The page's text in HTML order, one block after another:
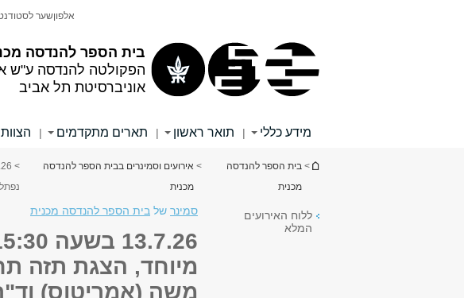
בית הספר להנדסה
הפקולטה להנדסה ע"ש
אוניברסיטת תל אביב
אלפוןשער
מידע כללי | תואר ראשון | תארים מתקדמים |
הינך נמצא כאן
> בית הספר להנדסה
מכנית
> אירועים וסמינרים בבית הספר להנדסה
מכנית
ללוח האירועים
המלא
סמינר של בית הספר להנדסה מכנית
מיוחד, הצגת תזה
משה (אמריטוס)